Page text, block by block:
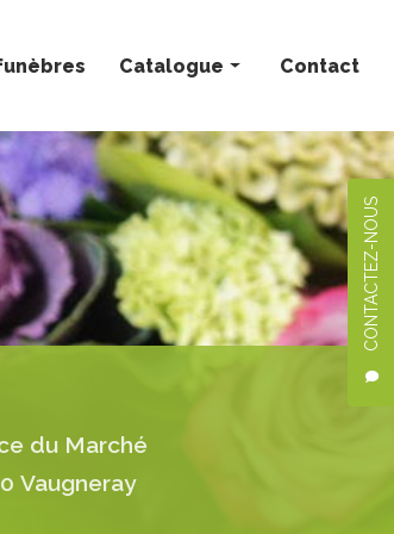
CONTACTEZ-NOUS
Catalogue
Bouquets personnalisés
Compositions florales
Deuil
Mariage
Plantes
Contact
du Marché
Vaugneray